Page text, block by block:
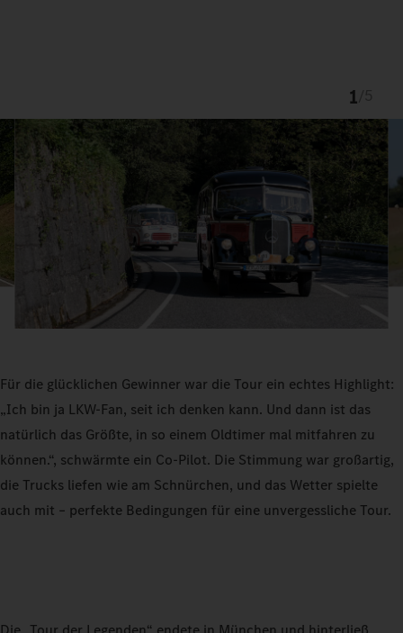
1
Für die glücklichen Gewinner war die Tour ein echtes Highlight:
„Ich bin ja LKW-Fan, seit ich denken kann. Und dann ist das
natürlich das Größte, in so einem Oldtimer mal mitfahren zu
können.“, schwärmte ein Co-Pilot. Die Stimmung war großartig,
die Trucks liefen wie am Schnürchen, und das Wetter spielte
auch mit – perfekte Bedingungen für eine unvergessliche Tour.